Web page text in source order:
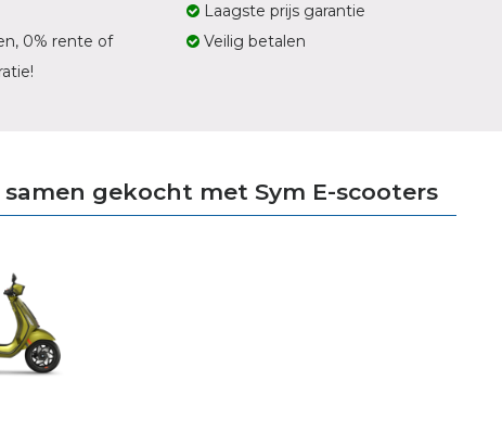
0% rente of
Laagste prijs garantie
Veilig betalen
samen gekocht met Sym E-scooters